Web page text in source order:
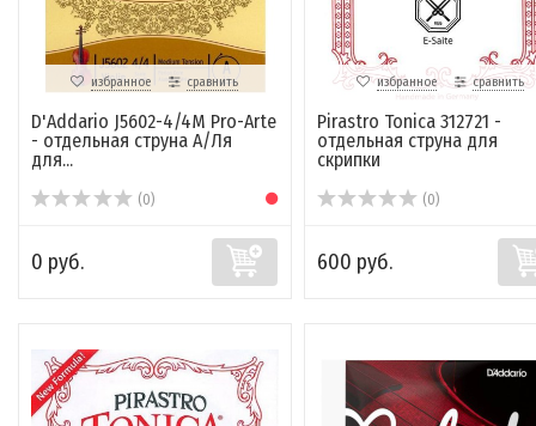
избранное сравнить
D'Addario J5602-4/4M Pro-Arte
- отдельная струна А/Ля
для...
(0)
0 руб.
избранное сравнить
Pirastro Tonica 312721 -
отдельная струна для
скрипки
(0)
600 руб.